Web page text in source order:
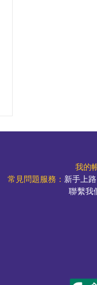
我的
常見問題服務： 新手上路
聯繫我